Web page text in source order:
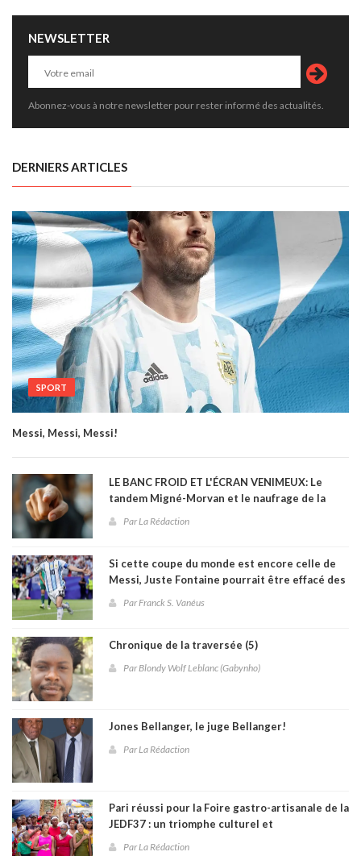
NEWSLETTER
Abonnez-vous à notre newsletter pour rester informé des actualités.
DERNIERS ARTICLES
SPORT
Messi, Messi, Messi!
LE BANC FROID ET L'ÉCRAN VENIMEUX: Le
tandem Migné-Morvan et le naufrage de la
Par La Rédaction
Si cette coupe du monde est encore celle de
Messi, Juste Fontaine pourrait être effacé des
Par Franck S. Vanéus
Chronique de la traversée (5)
Par Blondy Wolf Leblanc (Gabynho)
Jones Bellanger, le juge Bellanger!
Par La Rédaction
Pari réussi pour la Foire gastro-artisanale de la
JEDF37 : un triomphe culturel et
Par La Rédaction